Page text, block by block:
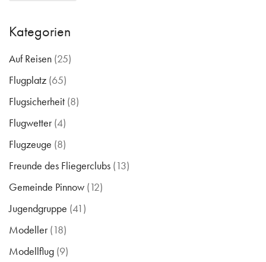
Kategorien
Auf Reisen (25)
Flugplatz (65)
Flugsicherheit (8)
Flugwetter(4)
Flugzeuge (8)
Freunde des Fliegerclubs (13)
Gemeinde Pinnow (12)
Jugendgruppe (41)
Modeller(18)
Modellflug (9)